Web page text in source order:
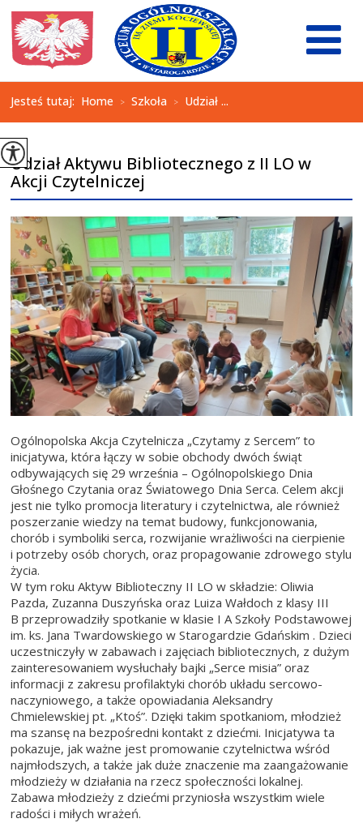
Jesteś tutaj: Home > Szkoła > Udział ...
Udział Aktywu Bibliotecznego z II LO w
Akcji Czytelniczej
Ogólnopolska Akcja Czytelnicza „Czytamy z Sercem” to
inicjatywa, która łączy w sobie obchody dwóch świąt
odbywających się 29 września – Ogólnopolskiego Dnia
Głośnego Czytania oraz Światowego Dnia Serca. Celem akcji
jest nie tylko promocja literatury i czytelnictwa, ale również
poszerzanie wiedzy na temat budowy, funkcjonowania,
chorób i symboliki serca, rozwijanie wrażliwości na cierpienie
i potrzeby osób chorych, oraz propagowanie zdrowego stylu
życia.
W tym roku Aktyw Biblioteczny II LO w składzie: Oliwia
Pazda, Zuzanna Duszyńska oraz Luiza Wałdoch z klasy III
B przeprowadziły spotkanie w klasie I A Szkoły Podstawowej
im. ks. Jana Twardowskiego w Starogardzie Gdańskim . Dzieci
uczestniczyły w zabawach i zajęciach bibliotecznych, z dużym
zainteresowaniem wysłuchały bajki „Serce misia” oraz
informacji z zakresu profilaktyki chorób układu sercowo-
naczyniowego, a także opowiadania Aleksandry
Chmielewskiej pt. „Ktoś”. Dzięki takim spotkaniom, młodzież
ma szansę na bezpośredni kontakt z dziećmi. Inicjatywa ta
pokazuje, jak ważne jest promowanie czytelnictwa wśród
najmłodszych, a także jak duże znaczenie ma zaangażowanie
młodzieży w działania na rzecz społeczności lokalnej.
Zabawa młodzieży z dziećmi przyniosła wszystkim wiele
radości i miłych wrażeń.